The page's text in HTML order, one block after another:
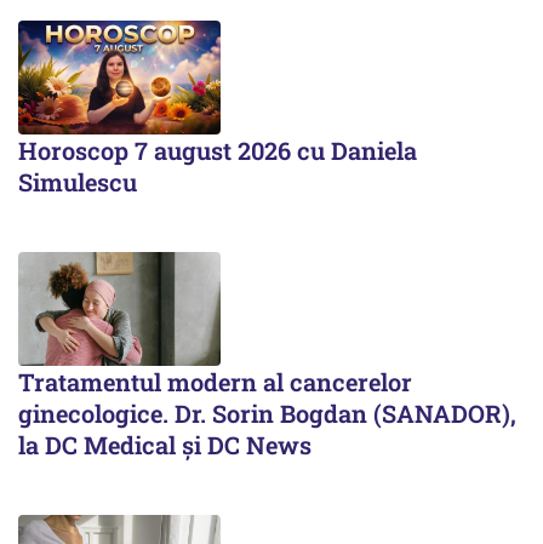
Horoscop 7 august 2026 cu Daniela
Simulescu
Tratamentul modern al cancerelor
ginecologice. Dr. Sorin Bogdan (SANADOR),
la DC Medical și DC News